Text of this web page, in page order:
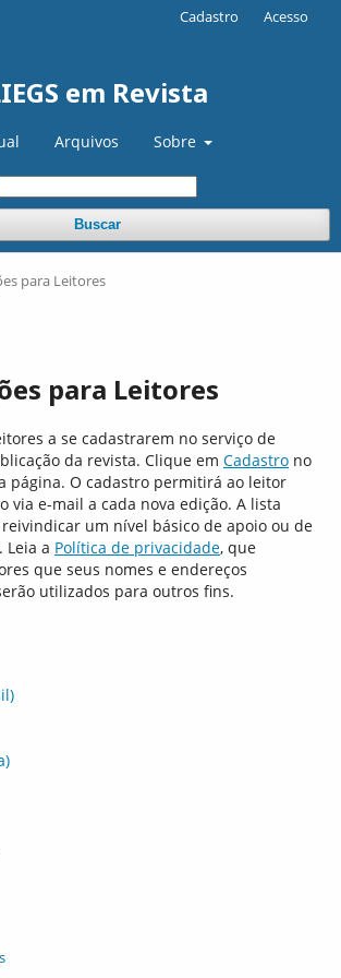
em Revista
Arquivos Sobre
Buscar
Cadastro Acesso
para Leitores
para Leitores
a se cadastrarem no serviço de
da revista. Clique em Cadastro no
página. O cadastro permitirá ao leitor
via e-mail a cada nova edição. A lista
um nível básico de apoio ou de
Leia a Política de privacidade, que
que seus nomes e endereços
utilizados para outros fins.